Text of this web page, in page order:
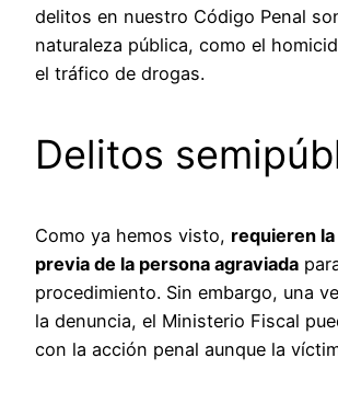
delitos en nuestro Código Penal
naturaleza pública, como el
el tráfico de drogas.
Delitos
Como ya hemos visto, requieren
previa de la persona agraviada
procedimiento. Sin embargo, una
la denuncia, el Ministerio Fiscal
con la acción penal aunque la